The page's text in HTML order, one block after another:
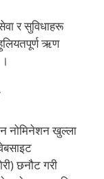
र सुविधाहरू
ऋण
नोमिनेशन खुल्ला
छनौट गरी